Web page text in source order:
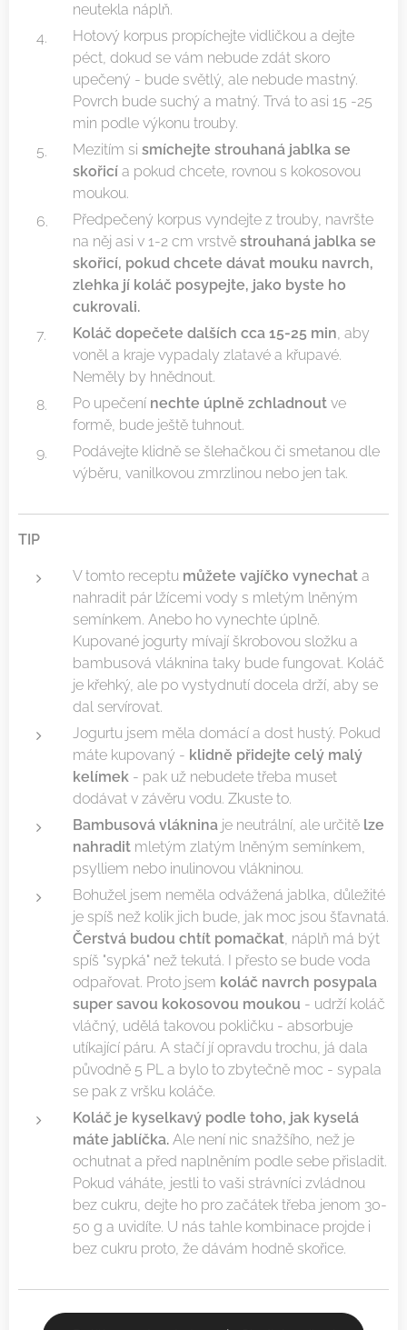
neutekla náplň.
Hotový korpus propíchejte vidličkou a dejte
péct, dokud se vám nebude zdát skoro
upečený - bude světlý, ale nebude mastný.
Povrch bude suchý a matný. Trvá to asi 15 -25
min podle výkonu trouby.
Mezitím si smíchejte strouhaná jablka se
skořicí a pokud chcete, rovnou s kokosovou
moukou.
Předpečený korpus vyndejte z trouby, navršte
na něj asi v 1-2 cm vrstvě strouhaná jablka se
skořicí, pokud chcete dávat mouku navrch,
zlehka jí koláč posypejte, jako byste ho
cukrovali.
Koláč dopečete dalších cca 15-25 min, aby
voněl a kraje vypadaly zlatavé a křupavé.
Neměly by hnědnout.
Po upečení nechte úplně zchladnout ve
formě, bude ještě tuhnout.
Podávejte klidně se šlehačkou či smetanou dle
výběru, vanilkovou zmrzlinou nebo jen tak.
TIP
V tomto receptu můžete vajíčko vynechat a
nahradit pár lžícemi vody s mletým lněným
semínkem. Anebo ho vynechte úplně.
Kupované jogurty mívají škrobovou složku a
bambusová vláknina taky bude fungovat. Koláč
je křehký, ale po vystydnutí docela drží, aby se
dal servírovat.
Jogurtu jsem měla domácí a dost hustý. Pokud
máte kupovaný - klidně přidejte celý malý
kelímek - pak už nebudete třeba muset
dodávat v závěru vodu. Zkuste to.
Bambusová vláknina je neutrální, ale určitě lze
nahradit mletým zlatým lněným semínkem,
psylliem nebo inulinovou vlákninou.
Bohužel jsem neměla odvážená jablka, důležité
je spíš než kolik jich bude, jak moc jsou šťavnatá.
Čerstvá budou chtít pomačkat, náplň má být
spíš "sypká" než tekutá. I přesto se bude voda
odpařovat. Proto jsem koláč navrch posypala
super savou kokosovou moukou - udrží koláč
vláčný, udělá takovou pokličku - absorbuje
utíkající páru. A stačí jí opravdu trochu, já dala
původně 5 PL a bylo to zbytečně moc - sypala
se pak z vršku koláče.
Koláč je kyselkavý podle toho, jak kyselá
máte jablíčka. Ale není nic snažšího, než je
ochutnat a před naplněním podle sebe přisladit.
Pokud váháte, jestli to vaši strávníci zvládnou
bez cukru, dejte ho pro začátek třeba jenom 30-
50 g a uvidíte. U nás tahle kombinace projde i
bez cukru proto, že dávám hodně skořice.